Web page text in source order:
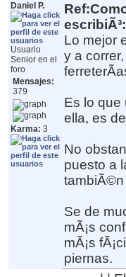
Daniel P.
Usuario
Senior en el
foro
Mensajes:
379
Karma: 3
escribiÃ³:
Lo mejor
y a
Es lo que
ella, es
No
puesto a
tambiÃ©n
Se de
mÃ¡s
mÃ¡s
piernas.